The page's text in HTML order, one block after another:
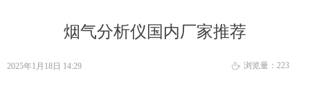
烟气分析仪国内厂家推荐
2025年1月18日 14:29 ꄘ 浏览量： 223